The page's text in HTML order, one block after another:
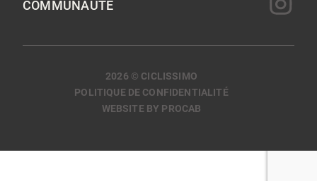
COMMUNAUTÉ
2026 © CICLISSIMO
POLITIQUE DE CONFIDENTIALITÉ
WEBSITE BY PROCAB